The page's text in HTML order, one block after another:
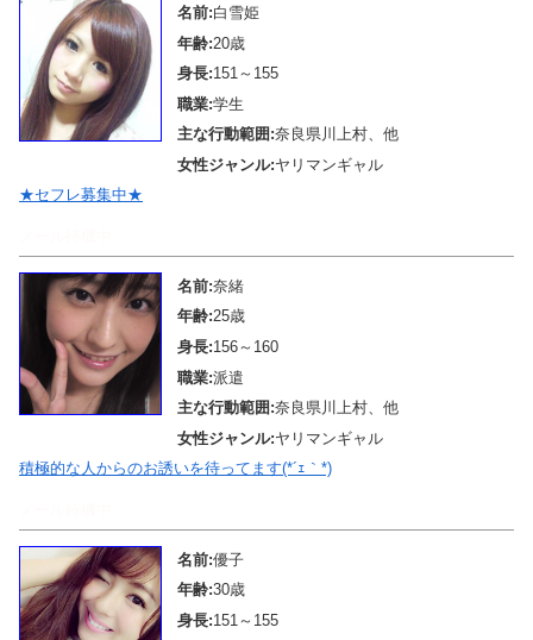
名前:白雪姫
年齢:20歳
身長:151～155
職業:学生
主な行動範囲:奈良県川上村、他
女性ジャンル:ヤリマンギャル
★セフレ募集中★
名前:奈緒
年齢:25歳
身長:156～160
職業:派遣
主な行動範囲:奈良県川上村、他
女性ジャンル:ヤリマンギャル
積極的な人からのお誘いを待ってます(*´ｪ｀*)
名前:優子
年齢:30歳
身長:151～155